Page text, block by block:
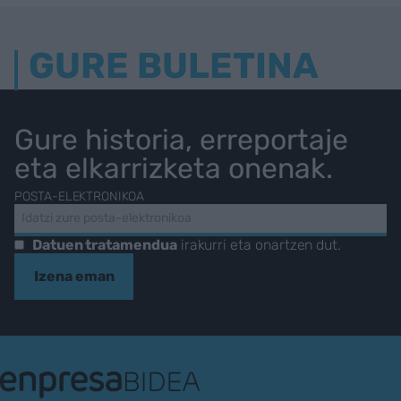
GURE BULETINA
Gure historia, erreportaje
eta elkarrizketa onenak.
POSTA-ELEKTRONIKOA
Datuen tratamenduairakurri eta onartzen dut.
Izena eman